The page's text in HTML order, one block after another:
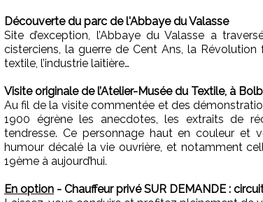
Découverte du parc de l'Abbaye du Valasse
Site d’exception, l’Abbaye du Valasse a
cisterciens, la guerre de Cent Ans, la Révolution
textile, l’industrie laitière…
Visite originale de l’Atelier-Musée du Textile, à
Au fil de la visite commentée et des
1900 égrène les anecdotes, les extraits de
tendresse. Ce personnage haut en couleur et
humour décalé la vie ouvrière, et notamment
19ème à aujourd’hui.
En option - Chauffeur privé SUR DEMANDE :